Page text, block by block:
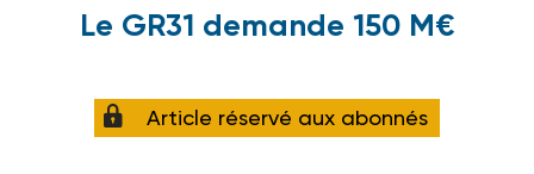
Le GR31 demande 150 M€
Article réservé aux abonnés